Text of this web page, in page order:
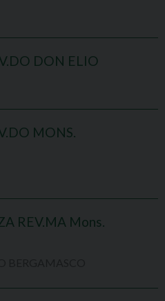
DON ELIO
MONS.
REV.MA Mons.